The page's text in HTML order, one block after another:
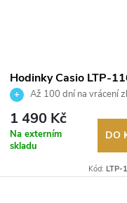
Hodinky Casio LTP-
7C2EFAž 100 dní na vrácení
Autorizovaný prodejce.
1 490 Kč
Na externím
skladu
DO
Kód: LTP-